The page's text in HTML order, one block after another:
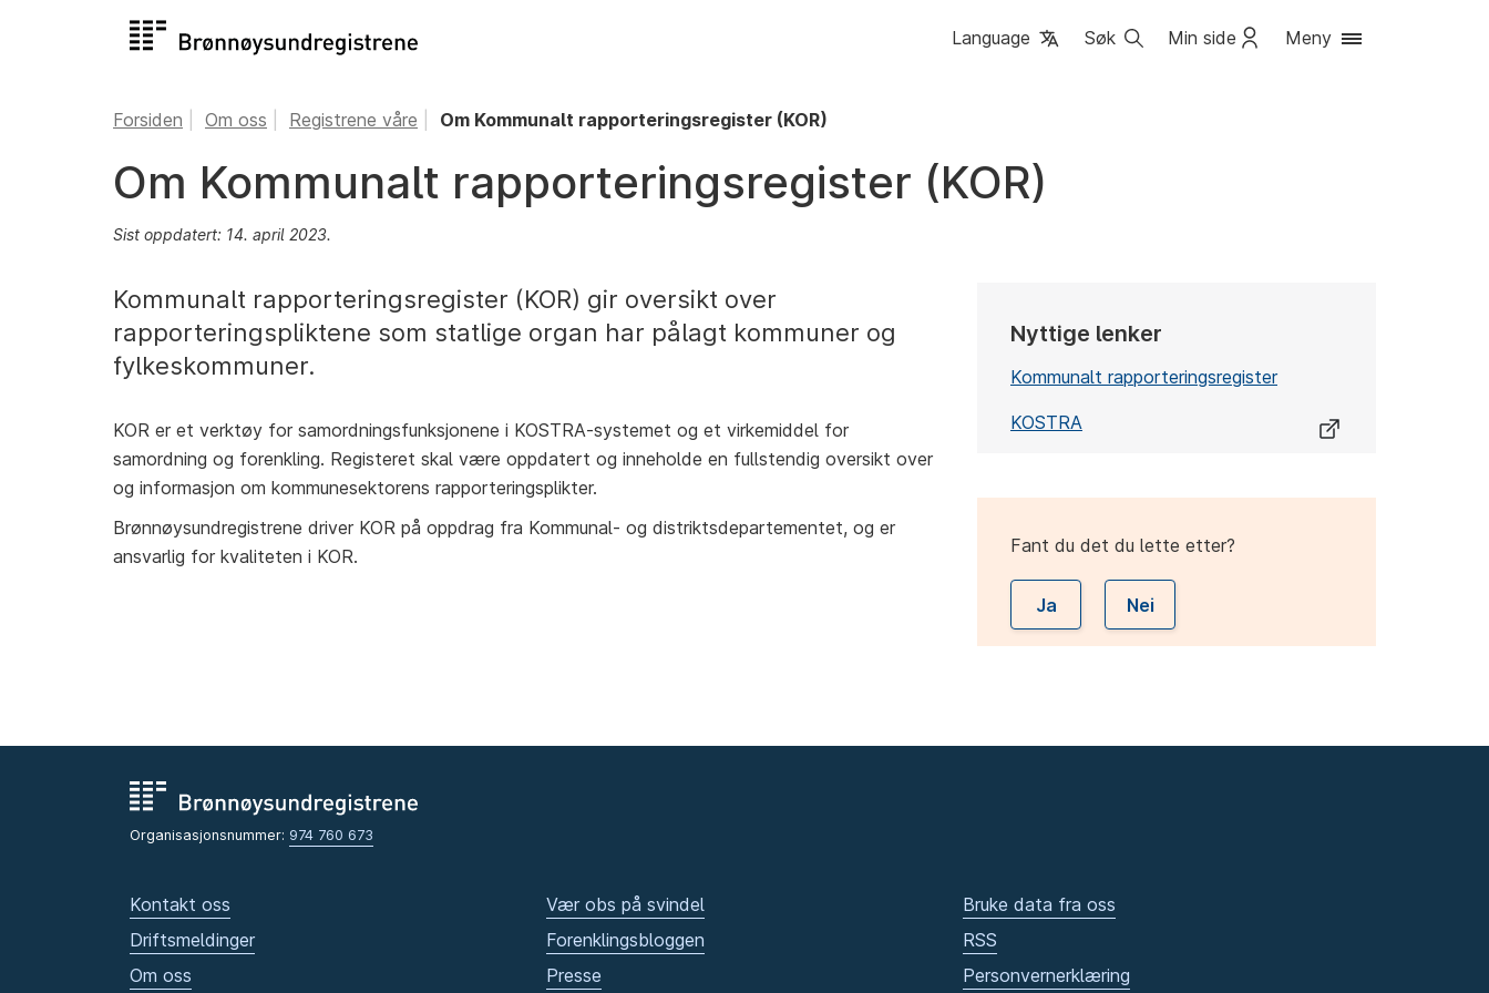
Language Søk Min side Meny
Forsiden Om oss Registrene våre Om Kommunalt rapporteringsregister (KOR)
Om Kommunalt rapporteringsregister (KOR)
Sist oppdatert: 14. april 2023.
Kommunalt rapporteringsregister (KOR) gir oversikt over
rapporteringspliktene som statlige organ har pålagt kommuner og
fylkeskommuner.
KOR er et verktøy for samordningsfunksjonene i KOSTRA-systemet og et virkemiddel for
samordning og forenkling. Registeret skal være oppdatert og inneholde en fullstendig oversikt over
og informasjon om kommunesektorens rapporteringsplikter.
Brønnøysundregistrene driver KOR på oppdrag fra Kommunal- og distriktsdepartementet, og er
ansvarlig for kvaliteten i KOR.
Nyttige lenker
Kommunalt rapporteringsregister
KOSTRA
Fant du det du lette etter?
Ja Nei
Organisasjonsnummer: 974 760 673
Kontakt oss
Driftsmeldinger
Om oss
Vær obs på svindel
Forenklingsbloggen
Presse
Bruke data fra oss
RSS
Personvernerklæring